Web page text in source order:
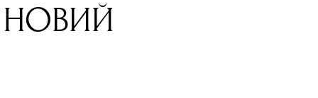
платформа
НОВИЙ